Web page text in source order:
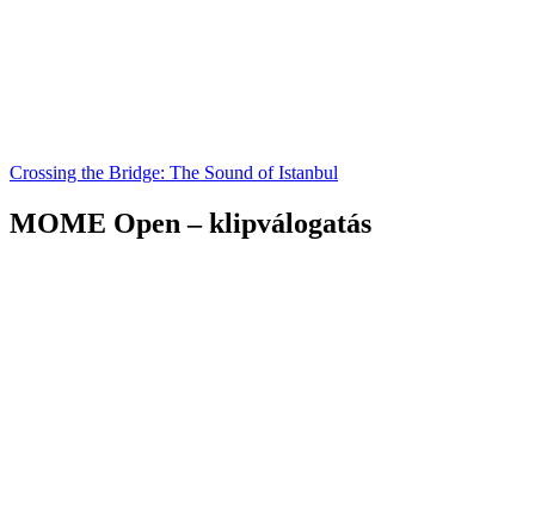
Crossing the Bridge: The Sound of Istanbul
MOME Open – klipválogatás